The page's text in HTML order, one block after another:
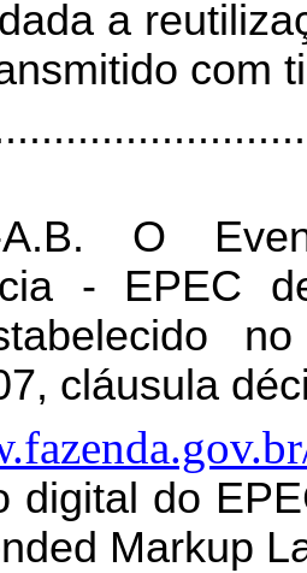
a
com
O
- EPEC
cláusula
digital do
Markup